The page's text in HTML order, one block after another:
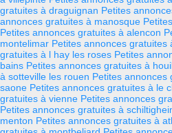
gratuites à draguignan Petites
annonces gratuites à manosque
Petites annonces gratuites à alencon
montelimar Petites annonces gratuites
gratuites à l hay les roses Petites
bains Petites annonces gratuites à
à sotteville les rouen Petites annonces
saone Petites annonces gratuites à le
gratuites à vienne Petites annonces
Petites annonces gratuites à
menton Petites annonces gratuites à